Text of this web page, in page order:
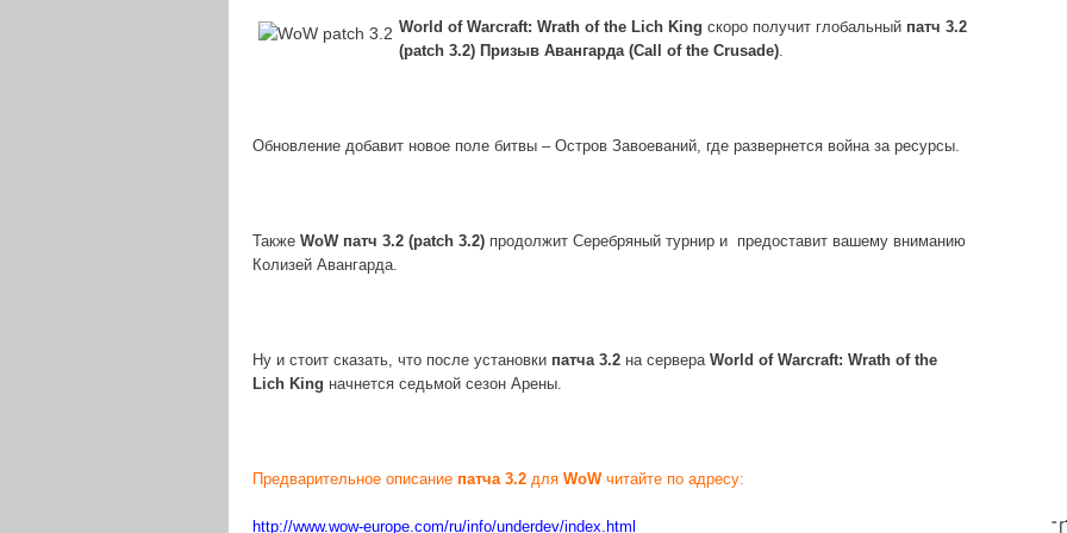
World of Warcraft: Wrath of the Lich King скоро получит глобальный патч 3.2
(patch 3.2) Призыв Авангарда(Call of the Crusade).
Обновление добавит новое поле битвы – Остров Завоеваний, где развернется война за ресурсы.
Также WoW патч 3.2 (patch 3.2) продолжит Серебряный турнир и предоставит вашему вниманию
Колизей Авангарда.
Ну и стоит сказать, что после установки патча 3.2 на сервера World of Warcraft: Wrath of the
Lich King начнется седьмой сезон Арены.
Предварительное описание патча 3.2 для WoWчитайте по адресу:
http://www.wow-europe.com/ru/info/underdev/index.html